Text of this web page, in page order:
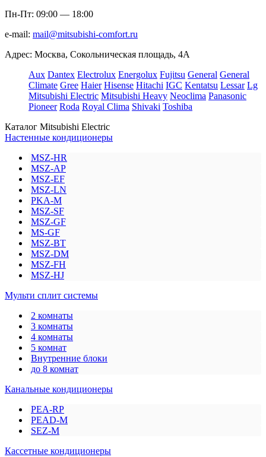
Пн-Пт: 09:00 — 18:00
e-mail: mail@mitsubishi-comfort.ru
Адрес: Москва, Сокольническая площадь, 4А
Aux Dantex Electrolux Energolux Fujitsu General General
Climate Gree Haier Hisense Hitachi IGC Kentatsu Lessar Lg
Mitsubishi Electric Mitsubishi Heavy Neoclima Panasonic
Pioneer Roda Royal Clima Shivaki Toshiba
Каталог Mitsubishi Electric
Настенные кондиционеры
MSZ-HR
MSZ-AP
MSZ-EF
MSZ-LN
PKA-M
MSZ-SF
MSZ-GF
MS-GF
MSZ-BT
MSZ-DM
MSZ-FH
MSZ-HJ
Мульти сплит системы
2 комнаты
3 комнаты
4 комнаты
5 комнат
Внутренние блоки
до 8 комнат
Канальные кондиционеры
PEA-RP
PEAD-M
SEZ-M
Кассетные кондиционеры